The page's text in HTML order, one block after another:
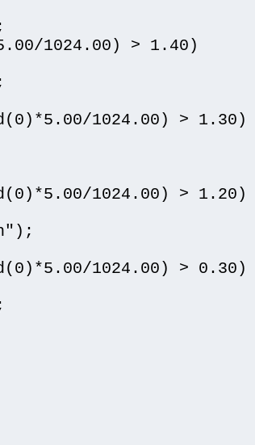
1024.00) > 1.40)
1024.00) > 1.30)
1024.00) > 1.20)
1024.00) > 0.30)